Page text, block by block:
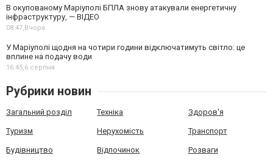
В окупованому Маріуполі БПЛА знову атакували енергетичну
інфраструктуру, — ВІДЕО
08:47,Вчора
У Маріуполі щодня на чотири години відключатимуть світло: це
вплине на подачу води
16:45,6 серпня
Рубрики новин
Загальний розділ Техніка Здоров'я
Туризм Нерухомість Транспорт
Будівництво Відпочинок Розваги